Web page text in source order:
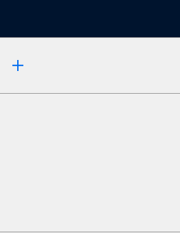
الأسواق. اتصل بموزّع فورد المحلي للحصول على أحدث